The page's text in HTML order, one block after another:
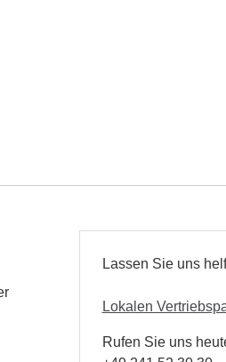
Lassen Sie uns
Lokalen
Rufen Sie uns